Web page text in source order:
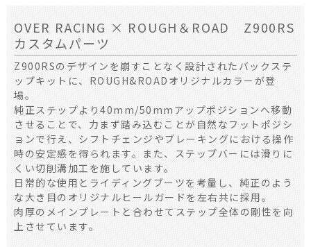
OVER RACING × ROUGH＆ROAD Z900RS
カスタムパーツ
Z900RSのデザインを崩すことなく設計されたバックステ
ップキットに、ROUGH&ROADオリジナルカラーが登
場。
純正ステップより40mm/50mmアップポジションへ移動
させることで、力まず踏み込むことが自然なフットポジシ
ョンで行え、シフトチェンジやブレーキングにおける操作
時の安定感を得られます。また、ステップバーには滑りに
くい切削溝加工を施しています。
日常的な使用とライディングブーツを考量し、純正のよう
な大き目のオリジナルヒールガードを左右共に採用。
肉厚のメインプレートと合わせてステップ全体の剛性を向
上させています。